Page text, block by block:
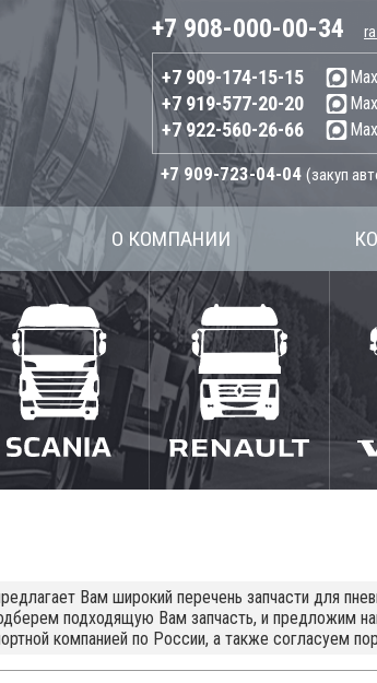
+7 908-000-00-34
+7 909-174-15-15 Max
+7 919-577-20-20 Max
+7 922-560-26-66 Max
+7 909-723-04-04 (закуп
О КОМПАНИИ
Вам широкий перечень запчасти для
подходящую Вам запчасть, и предложим
компанией по России, а также согласуем